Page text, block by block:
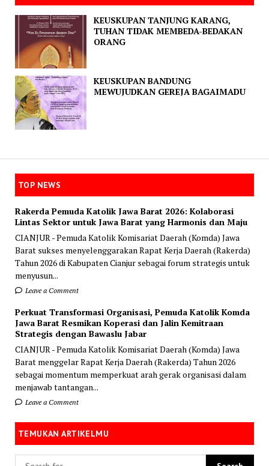
KEUSKUPAN TANJUNG KARANG,
TUHAN TIDAK MEMBEDA-BEDAKAN
ORANG
KEUSKUPAN BANDUNG
MEWUJUDKAN GEREJA BAGAIMADU
TOP NEWS
Rakerda Pemuda Katolik Jawa Barat 2026: Kolaborasi
Lintas Sektor untuk Jawa Barat yang Harmonis dan Maju
CIANJUR - Pemuda Katolik Komisariat Daerah (Komda) Jawa
Barat sukses menyelenggarakan Rapat Kerja Daerah (Rakerda)
Tahun 2026 di Kabupaten Cianjur sebagai forum strategis untuk
menyusun...
Leave a Comment
Perkuat Transformasi Organisasi, Pemuda Katolik Komda
Jawa Barat Resmikan Koperasi dan Jalin Kemitraan
Strategis dengan Bawaslu Jabar
CIANJUR - Pemuda Katolik Komisariat Daerah (Komda) Jawa
Barat menggelar Rapat Kerja Daerah (Rakerda) Tahun 2026
sebagai momentum memperkuat arah gerak organisasi dalam
menjawab tantangan...
Leave a Comment
TEMUKAN ARTIKELMU